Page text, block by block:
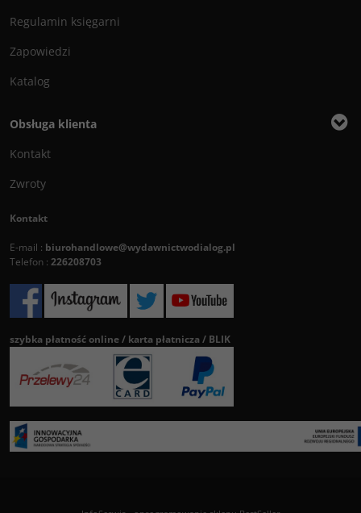
Regulamin księgarni
Zapowiedzi
Katalog
Obsługa klienta
Kontakt
Zwroty
Kontakt
E-mail : biurohandlowe@wydawnictwodialog.pl
Telefon : 226208703
szybka płatność online / karta płatnicza / BLIK